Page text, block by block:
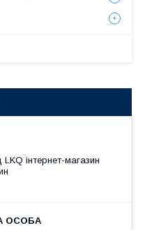
LKQ інтернет-магазин